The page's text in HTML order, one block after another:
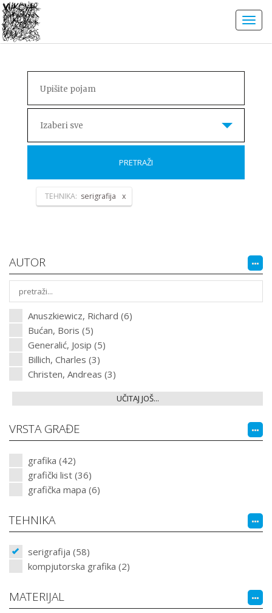
Izaberi sve
PRETRAŽI
TEHNIKA: serigrafija
AUTOR
Anuszkiewicz, Richard (6)
Bućan, Boris (5)
Generalić, Josip (5)
Billich, Charles (3)
Christen, Andreas (3)
UČITAJ JOŠ...
VRSTA GRAĐE
grafika (42)
grafički list (36)
grafička mapa (6)
TEHNIKA
serigrafija (58)
kompjutorska grafika (2)
MATERIJAL